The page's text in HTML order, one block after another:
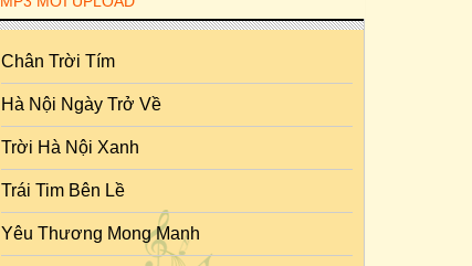
Chân Trời Tím
Hà Nội Ngày Trở Về
Trời Hà Nội Xanh
Trái Tim Bên Lề
Yêu Thương Mong Manh